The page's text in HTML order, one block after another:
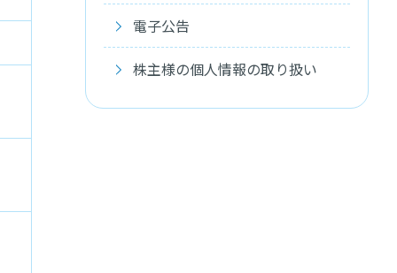
電子公告
株主様の個人情報の取り扱い